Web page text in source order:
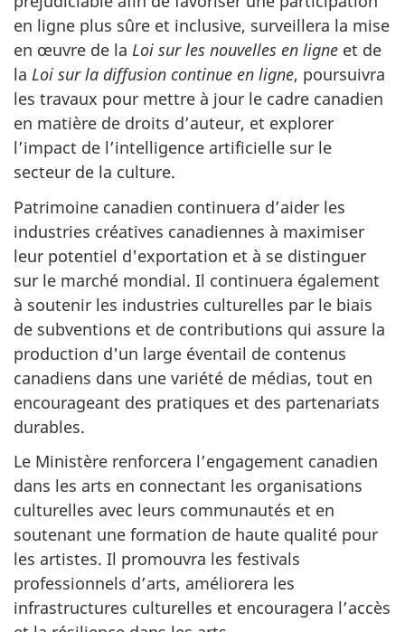
en ligne plus sûre et inclusive, surveillera la mise
en œuvre de la Loi sur les nouvelles en ligne et de
la Loi sur la diffusion continue en ligne, poursuivra
les travaux pour mettre à jour le cadre canadien
en matière de droits d’auteur, et explorer
l’impact de l’intelligence artificielle sur le
secteur de la culture.
Patrimoine canadien continuera d’aider les
industries créatives canadiennes à maximiser
leur potentiel d'exportation et à se distinguer
sur le marché mondial. Il continuera également
à soutenir les industries culturelles par le biais
de subventions et de contributions qui assure la
production d'un large éventail de contenus
canadiens dans une variété de médias, tout en
encourageant des pratiques et des partenariats
durables.
Le Ministère renforcera l’engagement canadien
dans les arts en connectant les organisations
culturelles avec leurs communautés et en
soutenant une formation de haute qualité pour
les artistes. Il promouvra les festivals
professionnels d’arts, améliorera les
infrastructures culturelles et encouragera l’accès